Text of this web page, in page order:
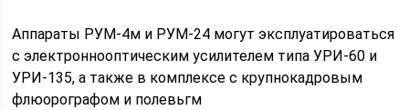
Аппараты РУМ-4м и РУМ-24 могут эксплуатироваться
с электроннооптическим усилителем типа УРИ-60 и
УРИ-135, а также в комплексе с крупнокадровым
флюорографом и полевьгм